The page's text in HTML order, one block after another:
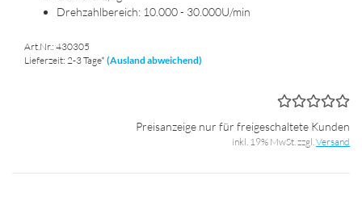
Dreh­zahl­be­reich: 10.000 - 30.000U/min
Art.Nr.: 430305
Lieferzeit: 2-3 Tage* (Ausland abweichend)
Preisanzeige nur für freigeschaltete Kunden
inkl. 19% MwSt. zzgl.Versand